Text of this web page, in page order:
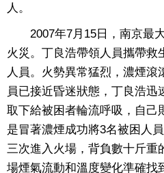
人。
2007年7月15日，南京最大
火災。丁良浩帶領人員攜帶救
人員。火勢異常猛烈，濃煙滾
員已接近昏迷狀態，丁良浩
取下給被困者輪流呼吸，自己
是冒著濃煙成功將3名被困人
三次進入火場，背負數十斤重
場煙氣流動和溫度變化準確找